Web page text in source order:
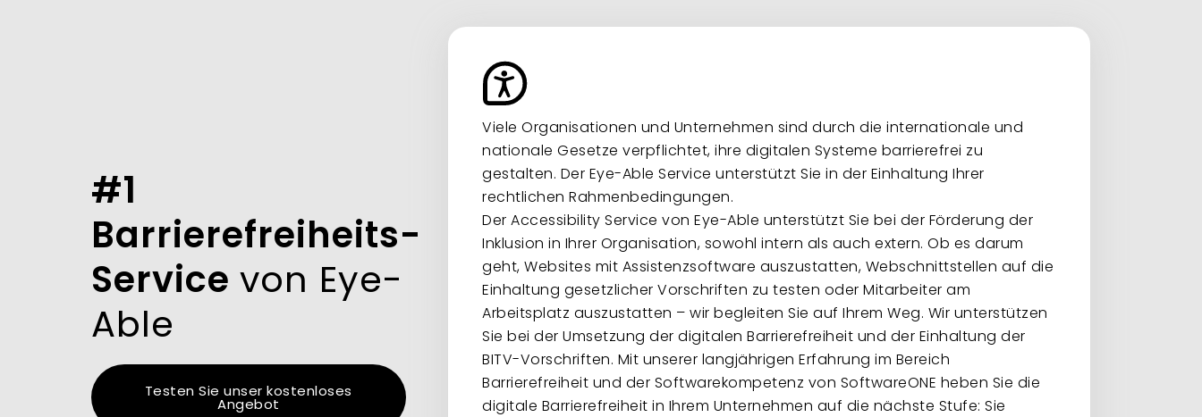
#1
Barrierefreiheits-
Service von Eye-
Able
Testen Sie unser kostenloses
Angebot
Viele Organisationen und Unternehmen sind durch die internationale und
nationale Gesetze verpflichtet, ihre digitalen Systeme barrierefrei zu
gestalten. Der Eye-Able Service unterstützt Sie in der Einhaltung Ihrer
rechtlichen Rahmenbedingungen.
Der Accessibility Service von Eye-Able unterstützt Sie bei der Förderung der
Inklusion in Ihrer Organisation, sowohl intern als auch extern. Ob es darum
geht, Websites mit Assistenzsoftware auszustatten, Webschnittstellen auf die
Einhaltung gesetzlicher Vorschriften zu testen oder Mitarbeiter am
Arbeitsplatz auszustatten – wir begleiten Sie auf Ihrem Weg. Wir unterstützen
Sie bei der Umsetzung der digitalen Barrierefreiheit und der Einhaltung der
BITV-Vorschriften. Mit unserer langjährigen Erfahrung im Bereich
Barrierefreiheit und der Softwarekompetenz von SoftwareONE heben Sie die
digitale Barrierefreiheit in Ihrem Unternehmen auf die nächste Stufe: Sie